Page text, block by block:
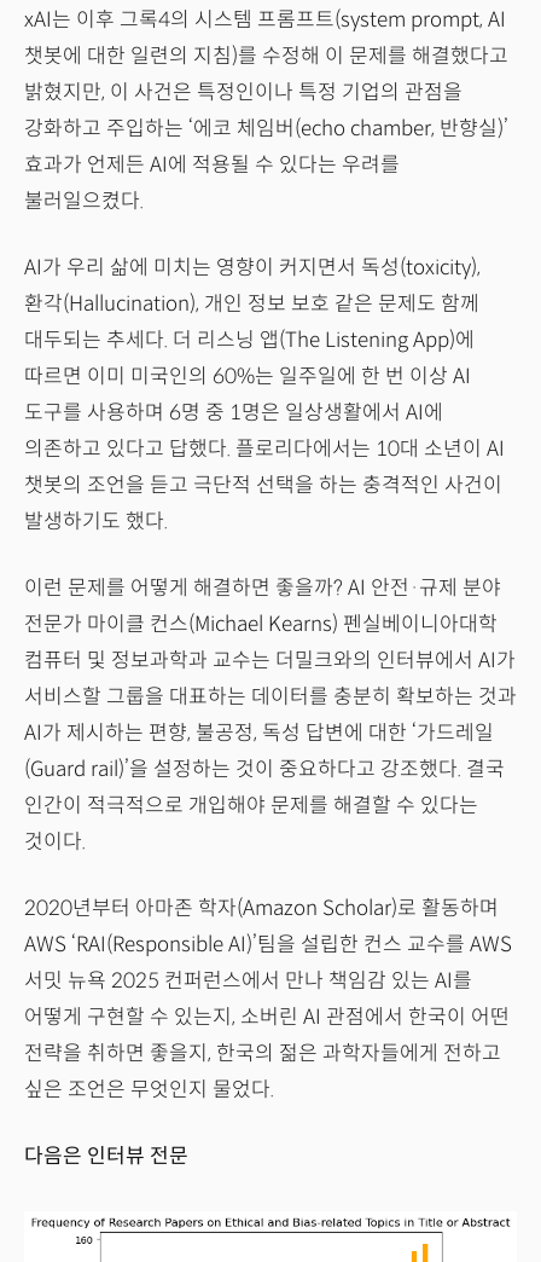
xAI는 이후 그록4의 시스템 프롬프트(system prompt, AI
챗봇에 대한 일련의 지침)를 수정해 이 문제를 해결했다고
밝혔지만, 이 사건은 특정인이나 특정 기업의 관점을
강화하고 주입하는 ‘에코 체임버(echo chamber, 반향실)’
효과가 언제든 AI에 적용될 수 있다는 우려를
불러일으켰다.
AI가 우리 삶에 미치는 영향이 커지면서 독성(toxicity),
환각(Hallucination), 개인 정보 보호 같은 문제도 함께
대두되는 추세다. 더 리스닝 앱(The Listening App)에
따르면 이미 미국인의 60%는 일주일에 한 번 이상 AI
도구를 사용하며 6명 중 1명은 일상생활에서 AI에
의존하고 있다고 답했다. 플로리다에서는 10대 소년이 AI
챗봇의 조언을 듣고 극단적 선택을 하는 충격적인 사건이
발생하기도 했다.
이런 문제를 어떻게 해결하면 좋을까? AI 안전·규제 분야
전문가 마이클 컨스(Michael Kearns) 펜실베이니아대학
컴퓨터 및 정보과학과 교수는 더밀크와의 인터뷰에서 AI가
서비스할 그룹을 대표하는 데이터를 충분히 확보하는 것과
AI가 제시하는 편향, 불공정, 독성 답변에 대한 ‘가드레일
(Guard rail)’을 설정하는 것이 중요하다고 강조했다. 결국
인간이 적극적으로 개입해야 문제를 해결할 수 있다는
것이다.
2020년부터 아마존 학자(Amazon Scholar)로 활동하며
AWS ‘RAI(Responsible AI)’팀을 설립한 컨스 교수를 AWS
서밋 뉴욕 2025 컨퍼런스에서 만나 책임감 있는 AI를
어떻게 구현할 수 있는지, 소버린 AI 관점에서 한국이 어떤
전략을 취하면 좋을지, 한국의 젊은 과학자들에게 전하고
싶은 조언은 무엇인지 물었다.
다음은 인터뷰 전문